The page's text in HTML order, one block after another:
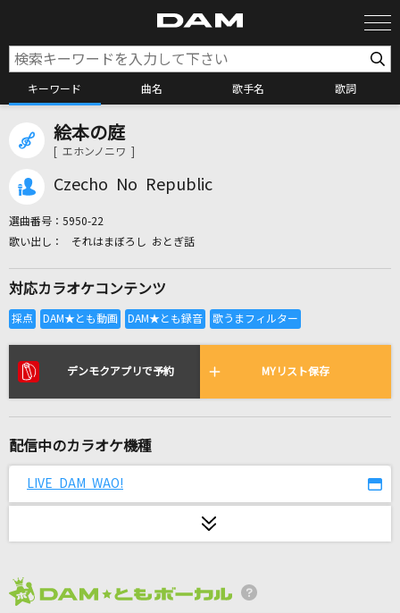
キーワード 曲名 歌手名 歌詞
カラオケ店舗検索
全国りれき
リアルタイムで歌われている曲の一覧
Soranji
Here
絵本の庭
[ エホンノニワ ]
Czecho No Republic
選曲番号： 5950-22
それはまぼろし おとぎ話
対応カラオケコンテンツ
デンモクアプリで予約 MYリスト保存
配信中のカラオケ機種
LIVE DAM WAO!